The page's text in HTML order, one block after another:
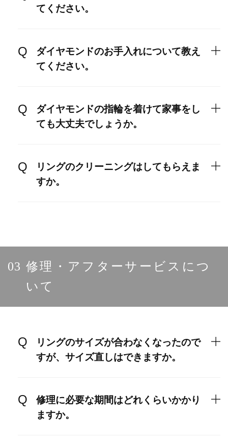
てください。
ダイヤモンドのお手入れについて教え
てください。
ダイヤモンドの指輪を着けて家事をし
ても大丈夫でしょうか。
リングのクリーニングはしてもらえま
すか。
03 修理・アフターサービスにつ
いて
リングのサイズが合わなくなったので
すが、サイズ直しはできますか。
修理に必要な期間はどれくらいかかり
ますか。